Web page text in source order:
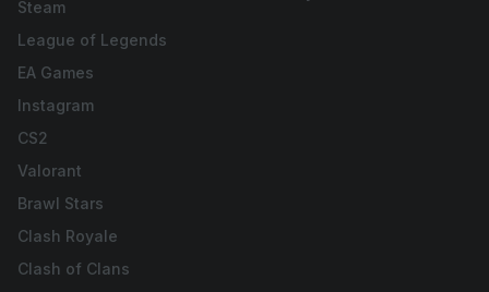
Steam
League of Legends
EA Games
Instagram
CS2
Valorant
Brawl Stars
Clash Royale
Clash of Clans